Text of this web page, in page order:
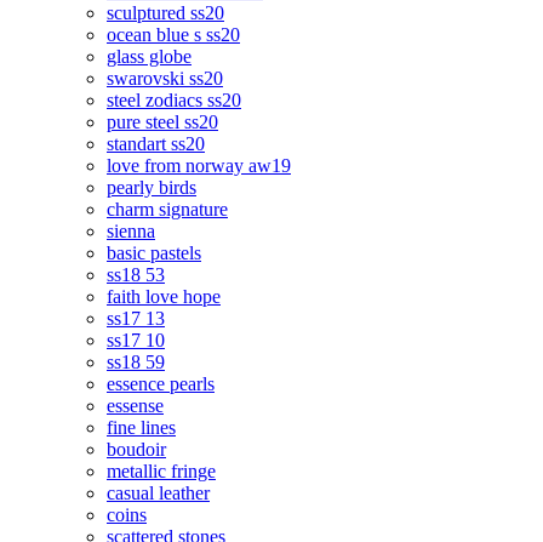
sculptured ss20
ocean blue s ss20
glass globe
swarovski ss20
steel zodiacs ss20
pure steel ss20
standart ss20
love from norway aw19
pearly birds
charm signature
sienna
basic pastels
ss18 53
faith love hope
ss17 13
ss17 10
ss18 59
essence pearls
essense
fine lines
boudoir
metallic fringe
casual leather
coins
scattered stones